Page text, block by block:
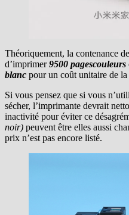
Théoriquement, la contenance
d’imprimer9500 pagescouleurs
blanc pour un coût unitaire de la
Si vous pensez que si vous
sécher, l’imprimante devrait
inactivité pour éviter ce
noir) peuvent être elles aussi
prix n’est pas encore listé.